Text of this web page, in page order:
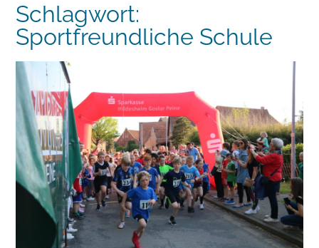
Schlagwort:
Sportfreundliche Schule